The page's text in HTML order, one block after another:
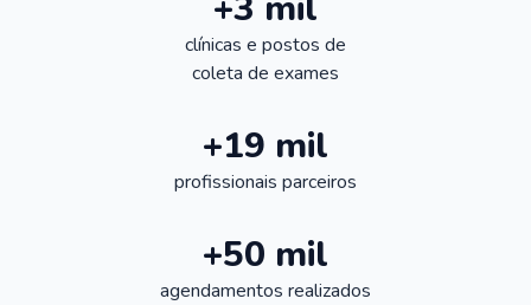
clínicas e postos de
coleta de exames
+19 mil
profissionais parceiros
+50 mil
agendamentos realizados